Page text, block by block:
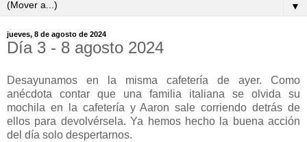
▼
jueves, 8 de agosto de 2024
Día 3 - 8 agosto 2024
Desayunamos en la misma cafetería de ayer. Como
anécdota contar que una familia italiana se olvida su
mochila en la cafetería y Aaron sale corriendo detrás de
ellos para devolvérsela. Ya hemos hecho la buena acción
del día solo despertarnos.